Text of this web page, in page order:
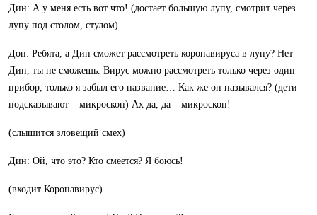
Дин: А у меня есть вот что! (достает большую лупу, смотрит через
лупу под столом, стулом)
Дон: Ребята, а Дин сможет рассмотреть коронавируса в лупу? Нет
Дин, ты не сможешь. Вирус можно рассмотреть только через один
прибор, только я забыл его название… Как же он назывался? (дети
подсказывают – микроскоп) Ах да, да – микроскоп!
(слышится зловещий смех)
Дин: Ой, что это? Кто смеется? Я боюсь!
(входит Коронавирус)